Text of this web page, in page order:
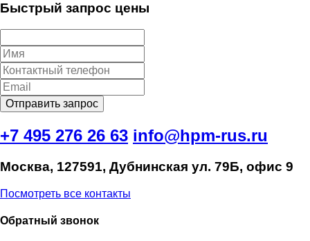
Быстрый запрос цены
+7 495 276 26 63 info@hpm-rus.ru
Москва, 127591, Дубнинская ул. 79Б, офис 9
Посмотреть все контакты
Обратный звонок